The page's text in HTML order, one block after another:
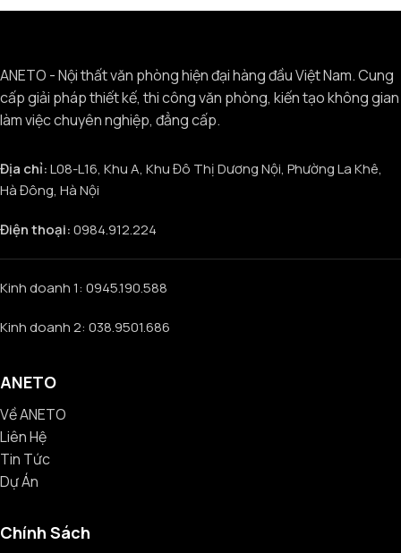
ANETO - Nội thất văn phòng hiện đại hàng đầu Việt Nam. Cung
cấp giải pháp thiết kế, thi công văn phòng, kiến tạo không gian
làm việc chuyên nghiệp, đẳng cấp.
Địa chỉ:L08-L16, Khu A, Khu Đô Thị Dương Nội, Phường La Khê,
Hà Đông, Hà Nội
Điện thoại:0984.912.224
Kinh doanh 1: 0945.190.588
Kinh doanh 2: 038.9501.686
ANETO
Về ANETO
Liên Hệ
Tin Tức
Dự Án
Chính Sách